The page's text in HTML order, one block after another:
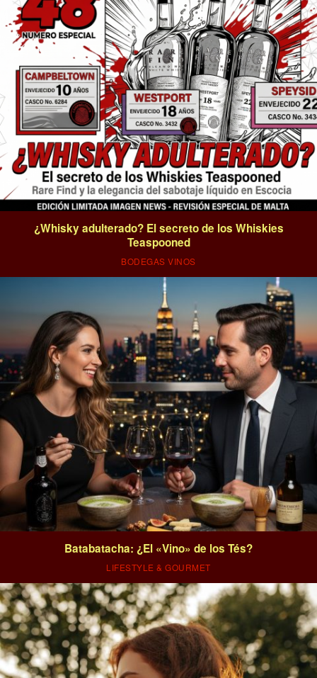
¿Whisky adulterado? El secreto de los Whiskies
Teaspooned
BODEGAS VINOS
Batabatacha: ¿El «Vino» de los Tés?
LIFESTYLE & GOURMET